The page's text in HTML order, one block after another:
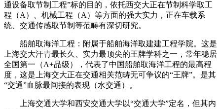
通设备取节制工程”标的目的，依托西交大正在节制科学取工
程（A）、机械工程（A）等方面的强大实力，正在车载系
统、交通传感取节制等范畴有深切研究。
船舶取海洋工程：附属于船舶海洋取建建工程学院。这是
上海交大汗青最长久、实力最顶尖的王牌学科之一，常年稳居
全国第一（A+品级），代表了中国船舶取海洋工程的最高程
度，这是上海交大正在交通相关范畴无可争议的“王牌”。是其
“交通”血脉最间接的表现（水交通）。
上海交通大学和西安交通大学以“交通大学”定名，但其内